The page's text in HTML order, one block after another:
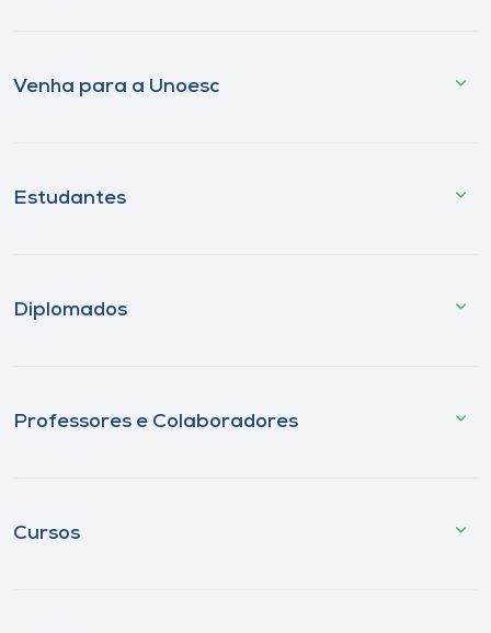
Venha para a Unoesc
Estudantes
Diplomados
Professores e Colaboradores
Cursos